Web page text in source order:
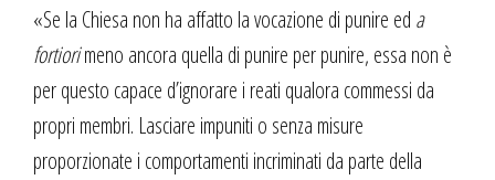
«Se la Chiesa non ha affatto la vocazione di punire ed a
fortiorimeno ancora quella di punire per punire, essa non è
per questo capace d’ignorare i reati qualora commessi da
propri membri. Lasciare impuniti o senza misure
proporzionate i comportamenti incriminati da parte della